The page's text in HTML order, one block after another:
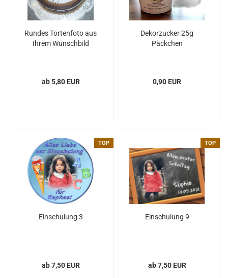
Rundes Tortenfoto aus
Ihrem Wunschbild
ab 5,80 EUR
Dekorzucker 25g
Päckchen
0,90 EUR
TOP
Einschulung 3
ab 7,50 EUR
TOP
Einschulung 9
ab 7,50 EUR